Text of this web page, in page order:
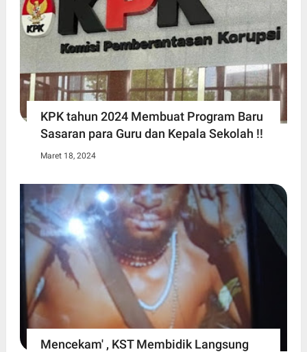
KPK tahun 2024 Membuat Program Baru
Sasaran para Guru dan Kepala Sekolah !!
Maret 18, 2024
Mencekam' , KST Membidik Langsung